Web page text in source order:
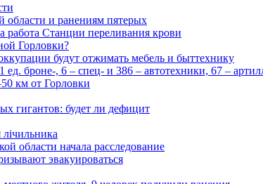
и ранениям пятерых
работа Станции переливания крови
Горловки?
будут отжимать мебель и быттехнику
броне-, 6 – спец- и 386 – автотехники, 67 –
км от Горловки
гигантов: будет ли дефицит
лічильника
области начала расследование
эвакуироваться